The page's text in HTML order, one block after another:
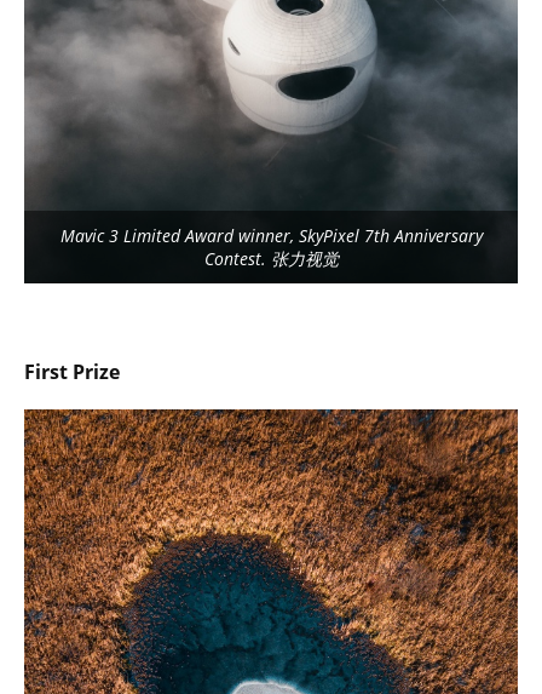
Mavic 3 Limited Award winner, SkyPixel 7th Anniversary
Contest. 张力视觉
First Prize